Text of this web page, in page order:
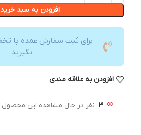
افزودن به سبد خرید
برای ثبت سفارش عمده با
بگیرید
افزودن به علاقه مندی
3 نفر در حال مشاهده این